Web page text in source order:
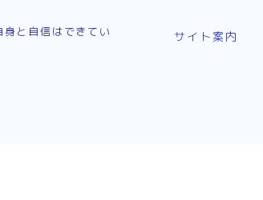
と自信はできてい
サイト案内